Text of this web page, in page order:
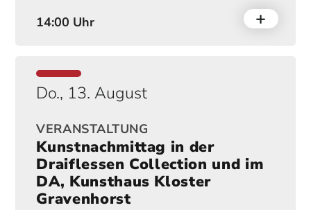
14:00 Uhr
Do., 13. August
VERANSTALTUNG
Kunstnachmittag in der
Draiflessen Collection und im
DA, Kunsthaus Kloster
Gravenhorst